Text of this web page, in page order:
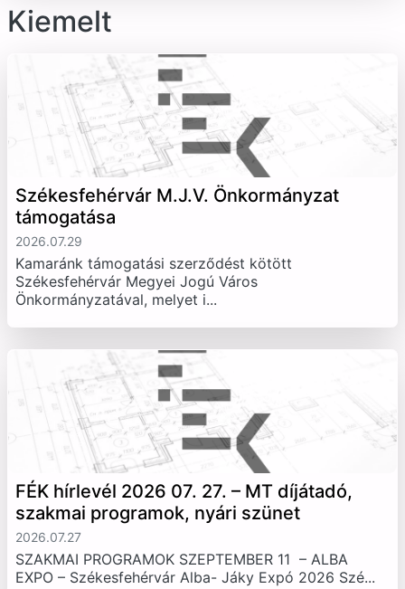
Kiemelt
Székesfehérvár M.J.V. Önkormányzat
támogatása
2026.07.29
Kamaránk támogatási szerződést kötött
Székesfehérvár Megyei Jogú Város
Önkormányzatával, melyet i...
FÉK hírlevél 2026 07. 27. – MT díjátadó,
szakmai programok, nyári szünet
2026.07.27
SZAKMAI PROGRAMOK SZEPTEMBER 11 – ALBA
EXPO – Székesfehérvár Alba- Jáky Expó 2026 Szé...